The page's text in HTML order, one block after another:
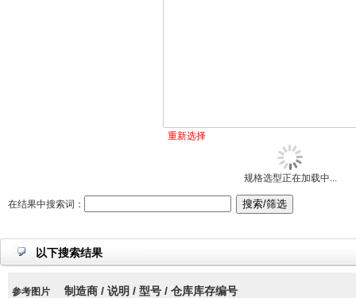
重新选择
规格选型正在加载中...
在结果中搜索词：
以下搜索结果
参考图片 制造商 / 说明 / 型号 / 仓库库存编号